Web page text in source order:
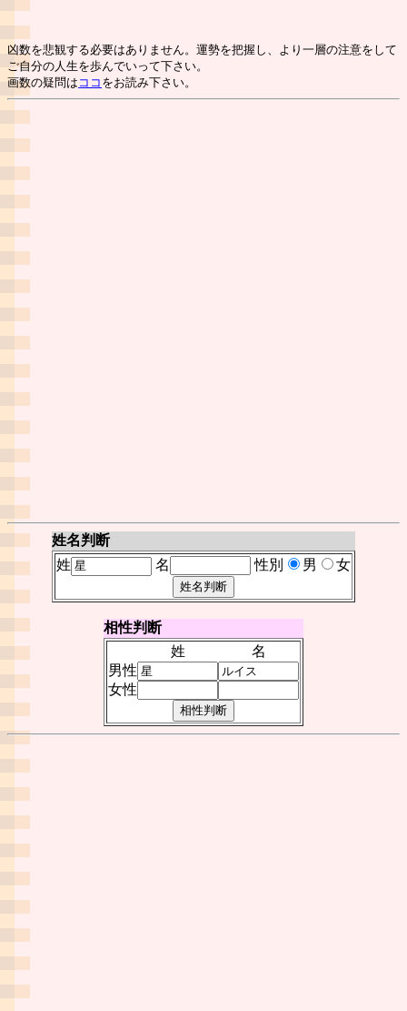
凶数を悲観する必要はありません。運勢を把握し、より一層の注意をして
ご自分の人生を歩んでいって下さい。
画数の疑問は ココ をお読み下さい。
姓名判断
姓
名 性別 男 女
相性判断
姓
名
男性
女性